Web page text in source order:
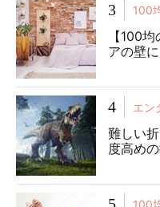
3 100
【100
アの壁
4 エン
難しい
度高め
100